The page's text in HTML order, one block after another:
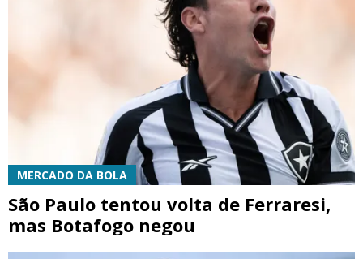
MERCADO DA BOLA
São Paulo tentou volta de Ferraresi,
mas Botafogo negou